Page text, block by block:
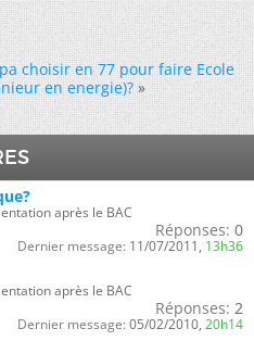
choisir en 77 pour faire Ecole
en energie)? »
après le BAC
Réponses: 0
Dernier message: 11/07/2011, 13h36
après le BAC
Réponses: 2
Dernier message: 05/02/2010, 20h14